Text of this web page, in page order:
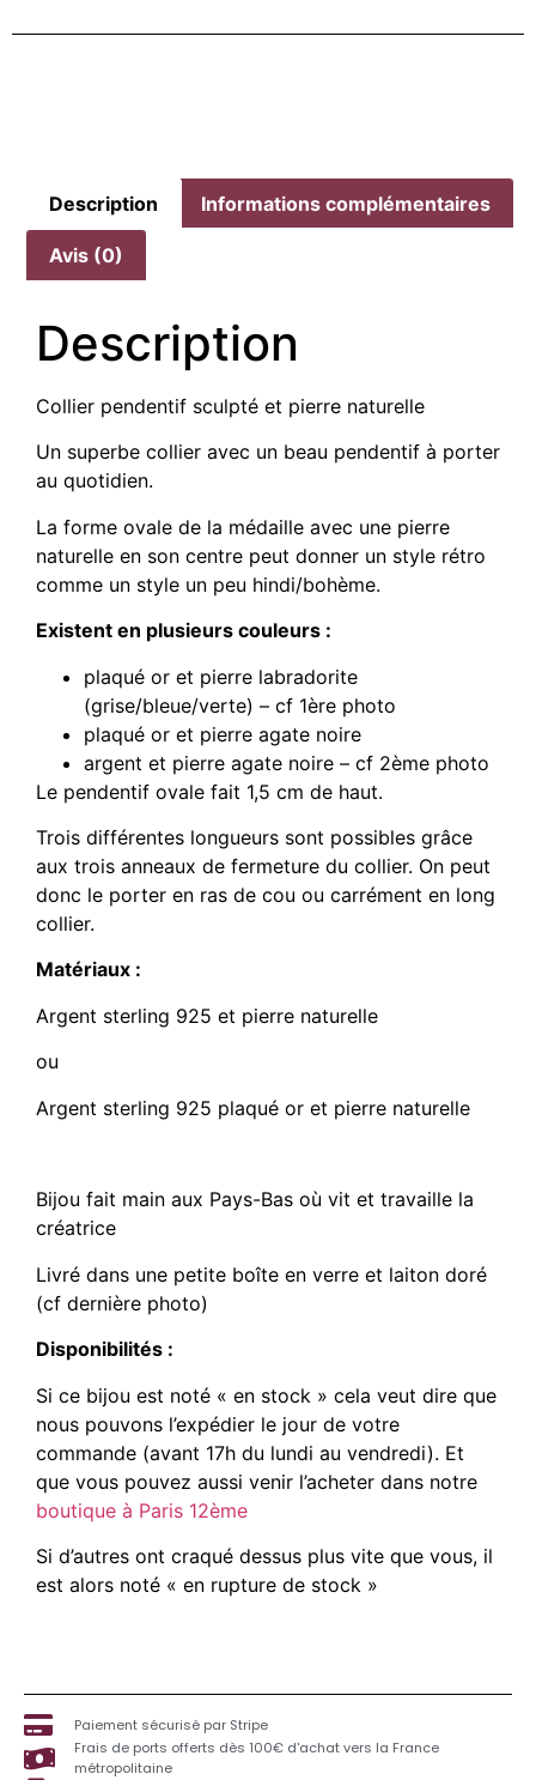
Description Informations complémentaires
Avis (0)
Description
Collier pendentif sculpté et pierre naturelle
Un superbe collier avec un beau pendentif à porter
au quotidien.
La forme ovale de la médaille avec une pierre
naturelle en son centre peut donner un style rétro
comme un style un peu hindi/bohème.
Existent en plusieurs couleurs :
plaqué or et pierre labradorite
(grise/bleue/verte) – cf 1ère photo
plaqué or et pierre agate noire
argent et pierre agate noire – cf 2ème photo
Le pendentif ovale fait 1,5 cm de haut.
Trois différentes longueurs sont possibles grâce
aux trois anneaux de fermeture du collier. On peut
donc le porter en ras de cou ou carrément en long
collier.
Matériaux :
Argent sterling 925 et pierre naturelle
ou
Argent sterling 925 plaqué or et pierre naturelle
Bijou fait main aux Pays-Bas où vit et travaille la
créatrice
Livré dans une petite boîte en verre et laiton doré
(cf dernière photo)
Disponibilités :
Si ce bijou est noté « en stock » cela veut dire que
nous pouvons l’expédier le jour de votre
commande (avant 17h du lundi au vendredi). Et
que vous pouvez aussi venir l’acheter dans notre
boutique à Paris 12ème
Si d’autres ont craqué dessus plus vite que vous, il
est alors noté « en rupture de stock »
Paiement sécurisé par Stripe
Frais de ports offerts dès 100€ d'achat vers la France
métropolitaine